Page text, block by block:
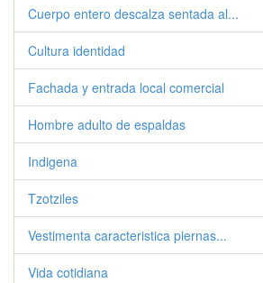
Cuerpo entero descalza sentada al...
Cultura identidad
Fachada y entrada local comercial
Hombre adulto de espaldas
Indigena
Tzotziles
Vestimenta caracteristica piernas...
Vida cotidiana